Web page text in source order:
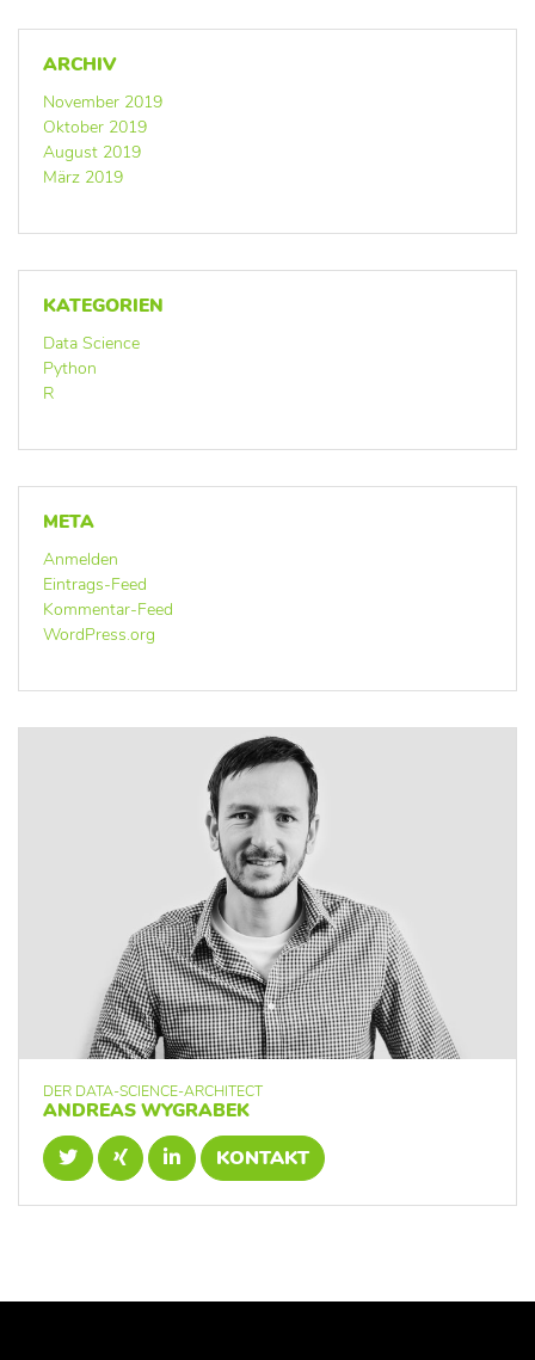
ARCHIV
November 2019
Oktober 2019
August 2019
März 2019
KATEGORIEN
Data Science
Python
R
META
Anmelden
Eintrags-Feed
Kommentar-Feed
WordPress.org
DER DATA-SCIENCE-ARCHITECT
ANDREAS WYGRABEK
KONTAKT